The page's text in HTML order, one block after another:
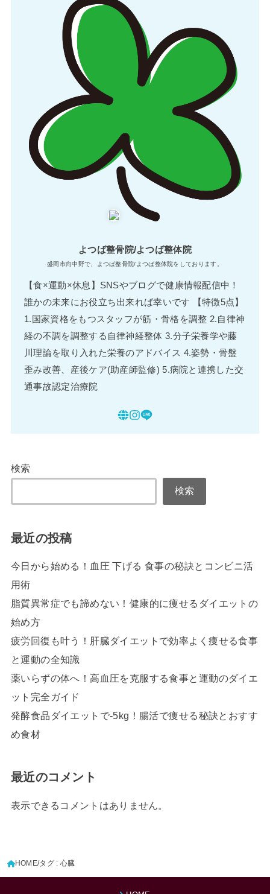
よつば整骨院/よつば整体院
盛岡市向中野で、よつば整骨院/よつば整体院をしております。
【食×運動×休息】SNSやブログで健康情報配信中！
誰かの未来にお役立ち出来れば幸いです 【特徴5点】
1.国家資格をもつスタッフが筋・骨格を調整 2.自律神
経の不調を調整する自律神経整体 3.分子栄養学や藤
川理論を取り入れた栄養のアドバイス 4.姿勢・骨盤
歪み改善、産後ケア(助産師監修) 5.病院と連携した交
通事故認定治療院
検索
検索
最近の投稿
今日から始める！血圧 下げる 食事の秘訣とコンビニ活
用術
脂質異常症でも諦めない！健康的に痩せるダイエットの
始め方
疲労回復も叶う！肝臓ダイエットで効率よく痩せる食事
と運動の全知識
薬いらずの体へ！高血圧を克服する食事と運動のダイエ
ット完全ガイド
発酵食品ダイエットで-5kg！腸活で痩せる秘訣とおすす
め食材
最近のコメント
表示できるコメントはありません。
HOME タグ : 心臓